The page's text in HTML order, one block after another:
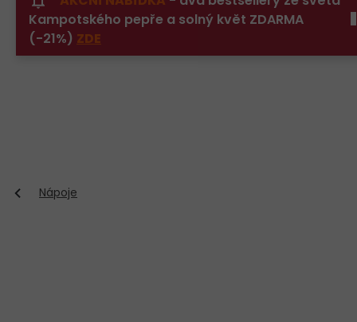
obsah
Kampotského pepře a solný květ ZDARMA
(-21%) ZDE
Nápoje